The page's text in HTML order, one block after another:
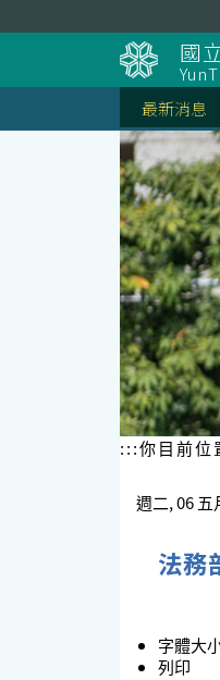
到
主
要
內
容
區
塊
國
最新消息
:::你目前位
週二, 06 五
法務
字體大
列印